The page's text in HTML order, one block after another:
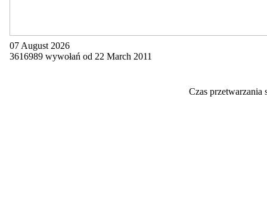
07 August 2026
3616989 wywołań od 22 March 2011
Czas przetwarzania